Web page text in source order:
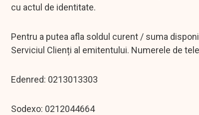
cu actul de identitate.
Pentru a putea afla soldul curent / suma
Serviciul Clienți al emitentului. Numerele de
Edenred: 0213013303
Sodexo: 0212044664